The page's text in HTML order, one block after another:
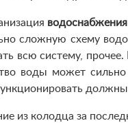
сложную схему
всю систему,
воды может
из колодца за